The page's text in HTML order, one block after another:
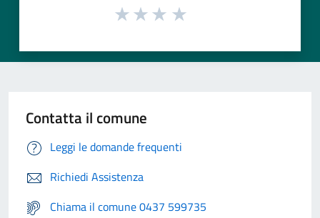
Contatta il comune
Leggi le domande frequenti
Richiedi Assistenza
Chiama il comune 0437 599735